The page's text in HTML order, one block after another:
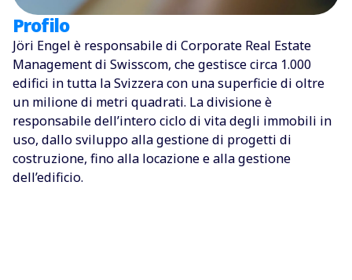
Profilo
Jöri Engel è responsabile di Corporate Real Estate
Management di Swisscom, che gestisce circa 1.000
edifici in tutta la Svizzera con una superficie di oltre
un milione di metri quadrati. La divisione è
responsabile dell’intero ciclo di vita degli immobili in
uso, dallo sviluppo alla gestione di progetti di
costruzione, fino alla locazione e alla gestione
dell’edificio.